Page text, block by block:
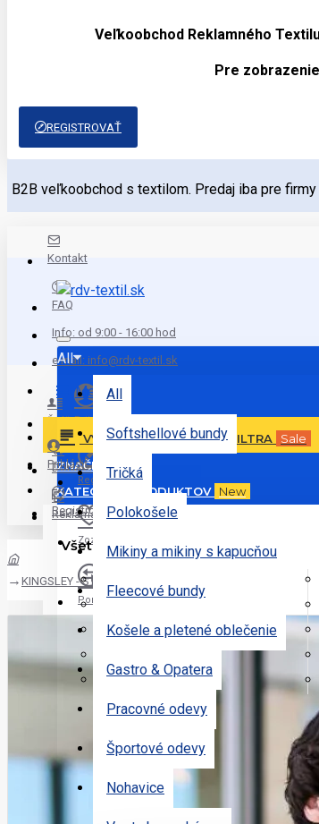
Veľkoobchod Reklamného
Pre
REGISTROVAŤ
B2B veľkoobchod s textilom. Predaj iba pre
Kontakt
FAQ
Info: od 9:00 - 16:00 hod
e mail: info@rdv-textil.sk
Ďalšie ponuky
Doručenie
Reklamácie
All
All
Softshellové bundy
Tričká
Polokošele
Mikiny a mikiny s kapucňou
Fleecové bundy
Košele a pletené oblečenie
Gastro & Opatera
Pracovné odevy
Športové odevy
Nohavice
Prihlásiť
Registrovať
Zoznam želaní
Porovnať
Váš nákupný košík je prázdny!
Menu
VYHĽADÁVANIE PODĽA FILTRA
Sale
ZNAČKY
KATEGÓRIE PRODUKTOV
New
Všetky Kategórie
Sportové Odevy
Mikiny
Bundy Unlimited
Prihlásiť
Registrovať
KINGSLEY - STRETCH 3-IN-1 JACKET